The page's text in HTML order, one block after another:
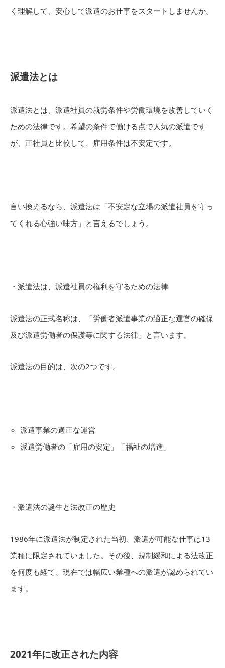
く理解して、安心して派遣のお仕事をスタートしませんか。
派遣法とは
派遣法とは、派遣社員の就労条件や労働環境を改善していく
ための法律です。希望の条件で働ける点で人気の派遣です
が、正社員と比較して、雇用条件は不安定です。
言い換えるなら、派遣法は「不安定な立場の派遣社員を守っ
てくれる心強い味方」と言えるでしょう。
・派遣法は、派遣社員の権利を守るための法律
派遣法の正式名称は、「労働者派遣事業の適正な運営の確保
及び派遣労働者の保護等に関する法律」と言います。
派遣法の目的は、次の2つです。
派遣事業の適正な運営
派遣労働者の「雇用の安定」「福祉の増進」
・派遣法の誕生と法改正の歴史
1986年に派遣法が制定された当初、派遣が可能な仕事は13
業種に限定されていました。その後、規制緩和による法改正
を何度も経て、現在では幅広い業種への派遣が認められてい
ます。
2021年に改正された内容